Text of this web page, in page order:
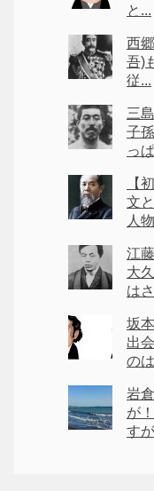
と...
西
吾)
従...
三
子
っ
【
文
人
江
大
は
坂
出
の
岩
が
す